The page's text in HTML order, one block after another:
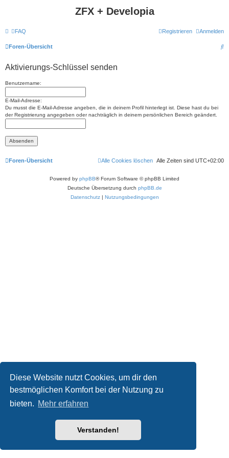
Diese Website nutzt Cookies, um dir den
bestmöglichen Komfort bei der Nutzung zu
bieten. Mehr erfahren
Verstanden!
ZFX + Developia
FAQ Anmelden
Registrieren
Foren-Übersicht
S
Aktivierungs-Schlüssel senden
Benutzername:
E-Mail-Adresse:
Du musst die E-Mail-Adresse angeben, die in deinem Profil hinterlegt ist. Diese hast du bei
der Registrierung angegeben oder nachträglich in deinem persönlichen Bereich geändert.
Foren-Übersicht Alle Zeiten sind UTC+02:00
Alle Cookies löschen
Powered by phpBB® Forum Software © phpBB Limited
Deutsche Übersetzung durch phpBB.de
Datenschutz| Nutzungsbedingungen